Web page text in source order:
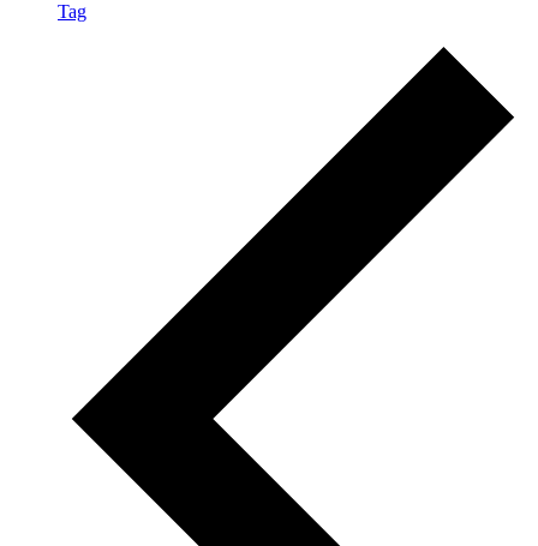
Tag